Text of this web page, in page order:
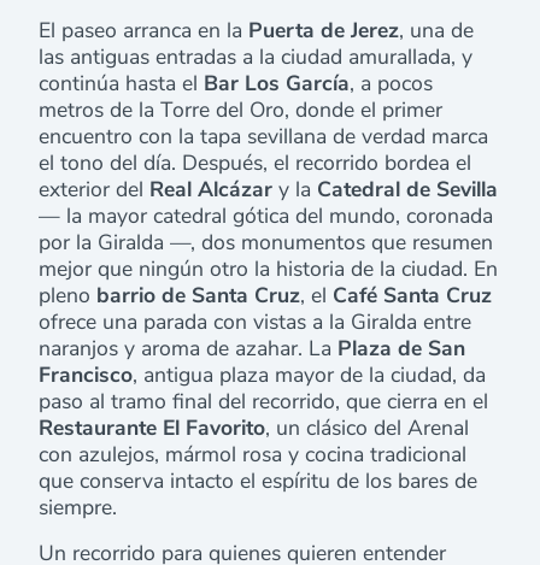
El paseo arranca en la Puerta de Jerez, una de
las antiguas entradas a la ciudad amurallada, y
continúa hasta el Bar Los García, a pocos
metros de la Torre del Oro, donde el primer
encuentro con la tapa sevillana de verdad marca
el tono del día. Después, el recorrido bordea el
exterior del Real Alcázar y la Catedral de Sevilla
— la mayor catedral gótica del mundo, coronada
por la Giralda —, dos monumentos que resumen
mejor que ningún otro la historia de la ciudad. En
pleno barrio de Santa Cruz, el Café Santa Cruz
ofrece una parada con vistas a la Giralda entre
naranjos y aroma de azahar. La Plaza de San
Francisco, antigua plaza mayor de la ciudad, da
paso al tramo final del recorrido, que cierra en el
Restaurante El Favorito, un clásico del Arenal
con azulejos, mármol rosa y cocina tradicional
que conserva intacto el espíritu de los bares de
siempre.
Un recorrido para quienes quieren entender